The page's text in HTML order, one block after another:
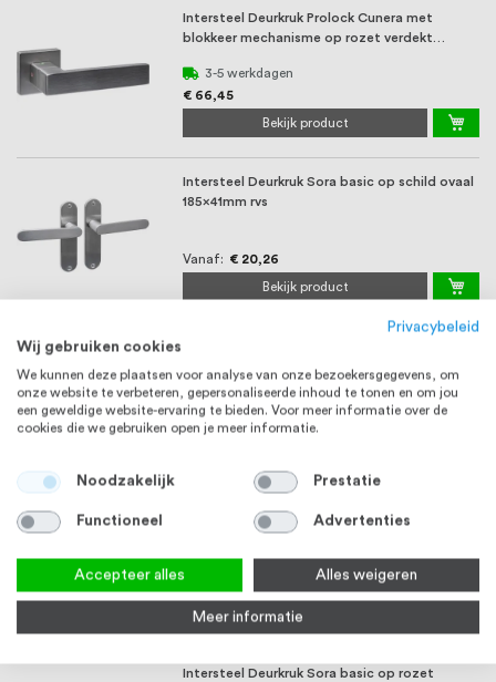
Intersteel Deurkruk Prolock Cunera met
blokkeer mechanisme op rozet verdekt
3-5 werkdagen
€ 66,45
Bekijk product
Intersteel Deurkruk Sora basic op schild ovaal
185x41mm rvs
Vanaf € 20,26
Bekijk product
Vanaf € 20,26
Intersteel Deurkruk Jupiter basic op rozet
verdekt ø53x10mm rvs
Bekijk product
Intersteel Deurkruk Sora basic op rozet
Privacybeleid
Wij gebruiken cookies
We kunnen deze plaatsen voor analyse van onze bezoekersgegevens, om
onze website te verbeteren, gepersonaliseerde inhoud te tonen en om jou
een geweldige website-ervaring te bieden. Voor meer informatie over de
cookies die we gebruiken open je meer informatie.
Noodzakelijk Prestatie
Functioneel Advertenties
Accepteer alles Alles weigeren
Meer informatie